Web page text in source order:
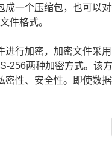
成一个压缩包，也可以对
件格式。
行加密，加密文件采用
256两种加密方式。该
密性、安全性。即使数